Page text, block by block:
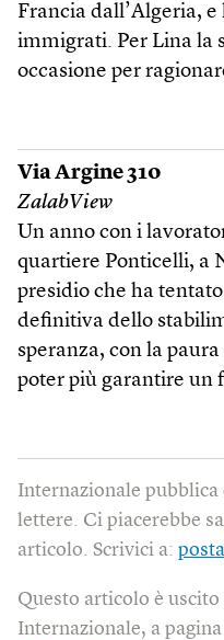
Francia dall’Algeria,
immigrati. Per Lina la
occasione per
Via Argine 310
ZalabView
Un anno con i
quartiere Ponticelli, a
presidio che ha
definitiva dello
speranza, con la
poter più garantire un
Internazionale
lettere. Ci piacerebbe
articolo. Scrivici a:
Questo articolo è uscito
Internazionale, a pagina